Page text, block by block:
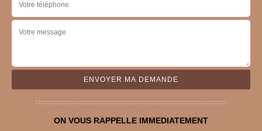
ON VOUS RAPPELLE IMMEDIATEMENT